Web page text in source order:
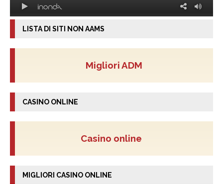
LISTA DI SITI NON AAMS
Migliori ADM
CASINO ONLINE
Casino online
MIGLIORI CASINO ONLINE